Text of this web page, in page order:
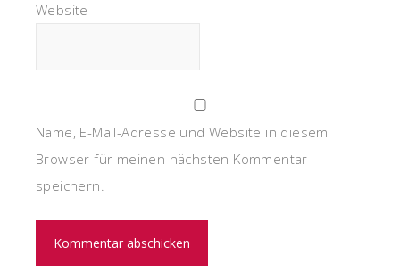
Website
Name, E-Mail-Adresse und Website in diesem
Browser für meinen nächsten Kommentar
speichern.